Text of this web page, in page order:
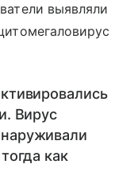
выявляли
Вирус
как